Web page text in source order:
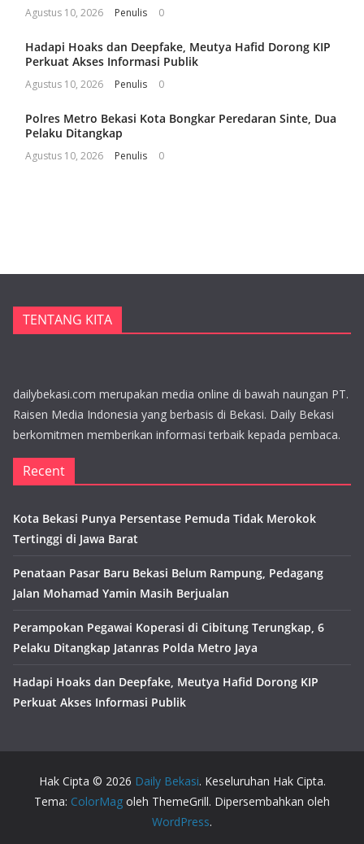
Agustus 10, 2026 Penulis 0
Hadapi Hoaks dan Deepfake, Meutya Hafid Dorong KIP
Perkuat Akses Informasi Publik
Agustus 10, 2026 Penulis 0
Polres Metro Bekasi Kota Bongkar Peredaran Sinte, Dua
Pelaku Ditangkap
Agustus 10, 2026 Penulis 0
TENTANG KITA
dailybekasi.com merupakan media online di bawah naungan PT.
Raisen Media Indonesia yang berbasis di Bekasi. Daily Bekasi
berkomitmen memberikan informasi terbaik kepada pembaca.
Recent
Kota Bekasi Punya Persentase Pemuda Tidak Merokok
Tertinggi di Jawa Barat
Penataan Pasar Baru Bekasi Belum Rampung, Pedagang
Jalan Mohamad Yamin Masih Berjualan
Perampokan Pegawai Koperasi di Cibitung Terungkap, 6
Pelaku Ditangkap Jatanras Polda Metro Jaya
Hadapi Hoaks dan Deepfake, Meutya Hafid Dorong KIP
Perkuat Akses Informasi Publik
Hak Cipta © 2026 Daily Bekasi. Keseluruhan Hak Cipta.
Tema: ColorMag oleh ThemeGrill. Dipersembahkan oleh
WordPress.